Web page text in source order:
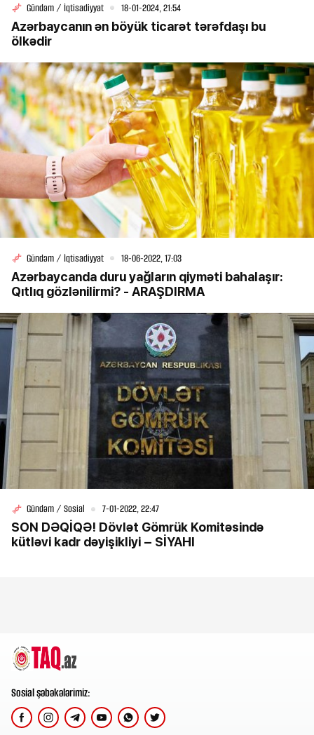
Gündəm / İqtisadiyyat 18-01-2024, 21:54
Azərbaycanın ən böyük ticarət tərəfdaşı bu
ölkədir
Gündəm / İqtisadiyyat 18-06-2022, 17:03
Azərbaycanda duru yağların qiyməti bahalaşır:
Qıtlıq gözlənilirmi? - ARAŞDIRMA
Gündəm / Sosial 7-01-2022, 22:47
SON DƏQİQƏ! Dövlət Gömrük Komitəsində
kütləvi kadr dəyişikliyi – SİYAHI
Sosial şəbəkələrimiz: